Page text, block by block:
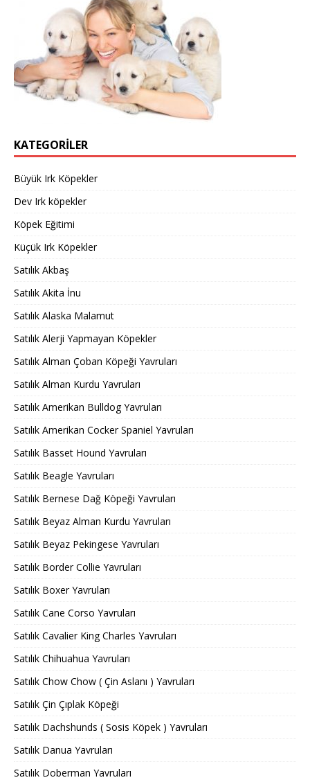
KATEGORILER
Büyük Irk Köpekler
Dev Irk köpekler
Köpek Eğitimi
Küçük Irk Köpekler
Satılık Akbaş
Satılık Akita İnu
Satılık Alaska Malamut
Satılık Alerji Yapmayan Köpekler
Satılık Alman Çoban Köpeği Yavruları
Satılık Alman Kurdu Yavruları
Satılık Amerikan Bulldog Yavruları
Satılık Amerikan Cocker Spaniel Yavruları
Satılık Basset Hound Yavruları
Satılık Beagle Yavruları
Satılık Bernese Dağ Köpeği Yavruları
Satılık Beyaz Alman Kurdu Yavruları
Satılık Beyaz Pekingese Yavruları
Satılık Border Collie Yavruları
Satılık Boxer Yavruları
Satılık Cane Corso Yavruları
Satılık Cavalier King Charles Yavruları
Satılık Chihuahua Yavruları
Satılık Chow Chow ( Çin Aslanı ) Yavruları
Satılık Çin Çıplak Köpeği
Satılık Dachshunds ( Sosis Köpek ) Yavruları
Satılık Danua Yavruları
Satılık Doberman Yavruları